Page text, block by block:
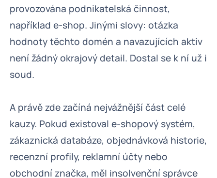
provozována podnikatelská činnost,
například e-shop. Jinými slovy: otázka
hodnoty těchto domén a navazujících aktiv
není žádný okrajový detail. Dostal se k ní už i
soud.
A právě zde začíná nejvážnější část celé
kauzy. Pokud existoval e-shopový systém,
zákaznická databáze, objednávková historie,
recenzní profily, reklamní účty nebo
obchodní značka, měl insolvenční správce